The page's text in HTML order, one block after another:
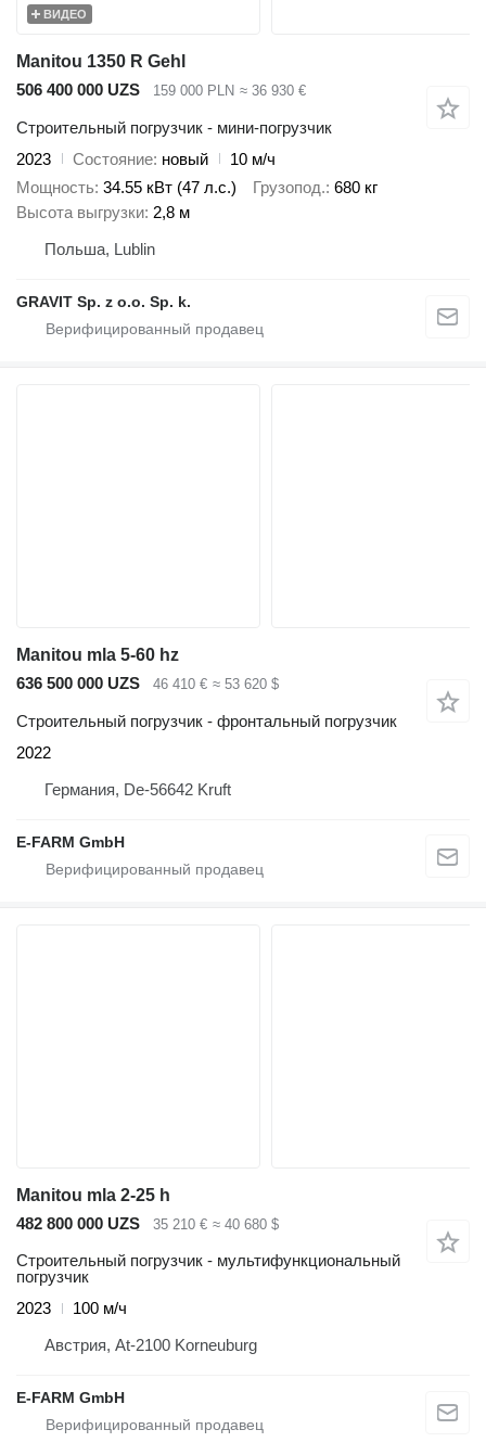
ВИДЕО
Manitou 1350 R Gehl
506 400 000 UZS
159 000 PLN ≈ 36 930 €
Строительный погрузчик - мини-погрузчик
2023
Состояние новый
10 м/ч
Мощность 34.55 кВт (47 л.с.) Грузопод. 680 кг
Высота выгрузки 2,8 м
Польша, Lublin
GRAVIT Sp. z o.o. Sp. k.
Manitou mla 5-60 hz
636 500 000 UZS
46 410 € ≈ 53 620 $
Строительный погрузчик - фронтальный погрузчик
2022
Германия, De-56642 Kruft
E-FARM GmbH
Manitou mla 2-25 h
482 800 000 UZS
35 210 € ≈ 40 680 $
Строительный погрузчик - мультифункциональный
погрузчик
2023
100 м/ч
Австрия, At-2100 Korneuburg
E-FARM GmbH